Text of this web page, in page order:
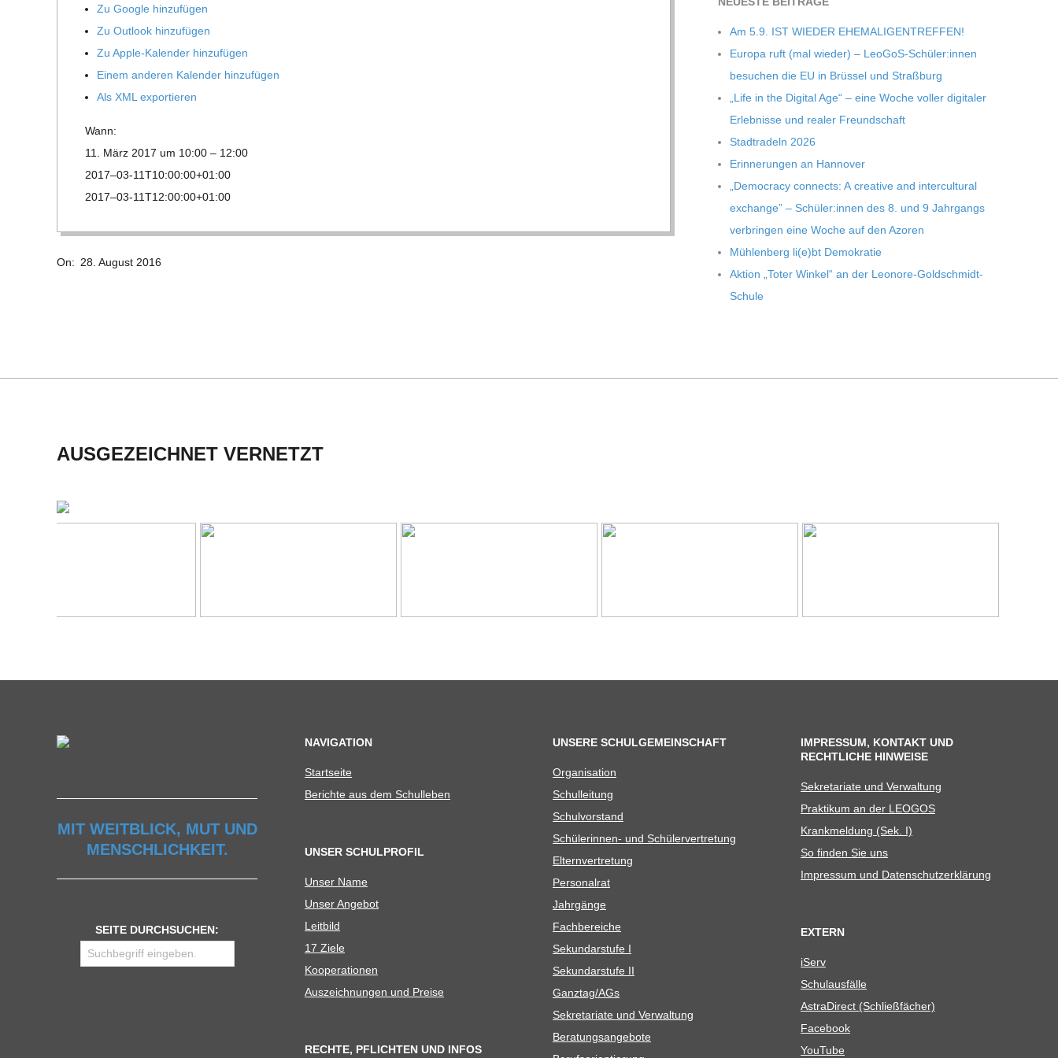
G
O
D
S
I
D
T
S
U
L
E
Zu Google hinzufügen
Zu Out­look hinzufügen
Zu Apple-Kalen­der hinzufügen
Einem ande­ren Kalen­der hinzufügen
Als XML exportieren
Wann:
11. März 2017 um 10:00 – 12:00
2017–03-11T10:00:00+01:00
2017–03-11T12:00:00+01:00
08-
On: 28. August 2016
Am 5.9. IST WIEDER EHEMALIGENTREFFEN!
Europa ruft (mal wie­der) – LeoGoS-Schüler:innen
besu­chen die EU in Brüs­sel und Straßburg
„Life in the Digi­tal Age“ – eine Woche vol­ler digi­ta­ler
Erleb­nisse und rea­ler Freundschaft
Stadt­ra­deln 2026
Erin­ne­run­gen an Hannover
„Demo­cracy con­nects: A crea­tive and inter­cul­tu­ral
exch­ange” – Schüler:innen des 8. und 9 Jahr­gangs
ver­brin­gen eine Woche auf den Azoren
Müh­len­berg li(e)bt Demokratie
Aktion „Toter Win­kel“ an der Leonore-Goldschmidt-
Schule
AUSGEZEICHNET VERNETZT
MIT WEITBLICK, MUT UND
MENSCHLICHKEIT.
SEITE DURCHSUCHEN:
NAVIGATION
Start­seite
Berichte aus dem Schulleben
UNSER SCHULPROFIL
Unser Name
Unser Ange­bot
Leit­bild
17 Ziele
Koope­ra­tio­nen
Aus­zeich­nun­gen und Preise
RECHTE, PFLICHTEN UND INFOS
UNSERE SCHULGEMEINSCHAFT
Orga­ni­sa­tion
Schul­lei­tung
Schul­vor­stand
Schü­le­rin­nen- und Schülervertretung
Eltern­ver­tre­tung
Per­so­nal­rat
Jahr­gänge
Fach­be­rei­che
Sekun­dar­stufe I
Sekun­dar­stufe II
Ganztag/​​AGs
Sekre­ta­riate und Verwaltung
Bera­tungs­an­ge­bote
IMPRESSUM, KONTAKT UND
RECHTLICHE HINWEISE
Sekre­ta­riate und Verwaltung
Prak­ti­kum an der LEOGOS
Krank­mel­dung (Sek. I)
So fin­den Sie uns
Impres­sum und Datenschutzerklärung
EXTERN
iServ
Schul­aus­fälle
Astra­Di­rect (Schließ­fä­cher)
Face­book
You­Tube